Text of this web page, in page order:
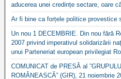
aducerea unei credințe sectare, oare
Ar fi bine ca forțele politice provestice
Un nou 1 DECEMBRIE. Din nou fără
2007 privind imperativul solidarizării
unui Parteneriat european privilegiat
COMUNICAT de PRESĂ al
ROMÂNEASCĂ” (GIR), 21 noiembrie